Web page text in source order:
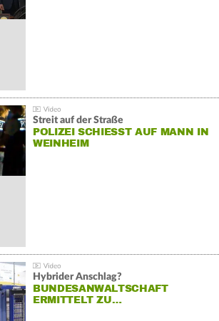
Streit auf der Straße
POLIZEI SCHIESST AUF MANN IN W
EINHEIM
Hybrider Anschlag?
BUNDESANWALTSCHAFT
ERMITTELT ZU…